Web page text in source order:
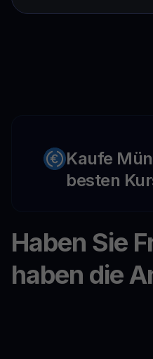
Kaufe
besten
Haben Sie
haben die